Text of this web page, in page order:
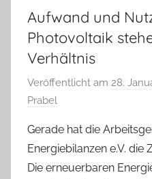
Aufwand und
Photovoltaik
Verhältnis
Veröffentlicht am 28.
Prabel
Gerade hat die
Energiebilanzen e.V. die
Die erneuerbaren